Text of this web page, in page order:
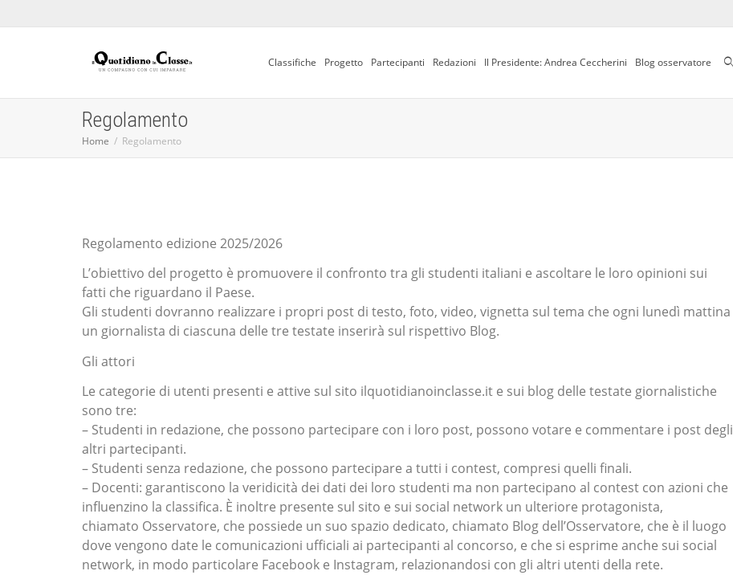
Classifiche Progetto Partecipanti Redazioni Il Presidente: Andrea Ceccherini Blog osservatore
Regolamento
Home Regolamento
Regolamento edizione 2025/2026
L’obiettivo del progetto è promuovere il confronto tra gli studenti italiani e ascoltare le loro opinioni sui
fatti che riguardano il Paese.
Gli studenti dovranno realizzare i propri post di testo, foto, video, vignetta sul tema che ogni lunedì mattina
un giornalista di ciascuna delle tre testate inserirà sul rispettivo Blog.
Gli attori
Le categorie di utenti presenti e attive sul sito ilquotidianoinclasse.it e sui blog delle testate giornalistiche
sono tre:
– Studenti in redazione, che possono partecipare con i loro post, possono votare e commentare i post degli
altri partecipanti.
– Studenti senza redazione, che possono partecipare a tutti i contest, compresi quelli finali.
– Docenti: garantiscono la veridicità dei dati dei loro studenti ma non partecipano al contest con azioni che
influenzino la classifica. È inoltre presente sul sito e sui social network un ulteriore protagonista,
chiamato Osservatore, che possiede un suo spazio dedicato, chiamato Blog dell’Osservatore, che è il luogo
dove vengono date le comunicazioni ufficiali ai partecipanti al concorso, e che si esprime anche sui social
network, in modo particolare Facebook e Instagram, relazionandosi con gli altri utenti della rete.